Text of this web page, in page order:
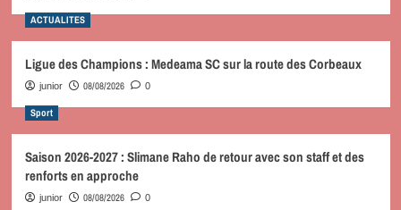
ACTUALITES
Ligue des Champions : Medeama SC sur la route des Corbeaux
junior 08/08/2026 0
Sport
Saison 2026-2027 : Slimane Raho de retour avec son staff et des
renforts en approche
junior 08/08/2026 0